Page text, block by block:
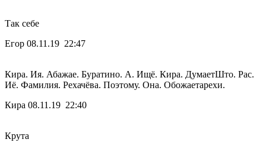
Так себе
Егор 08.11.19 22:47
Кира. Ия. Абажае. Буратино. А. Ищё. Кира. ДумаетШто. Рас.
Иё. Фамилия. Рехачёва. Поэтому. Она. Обожаетарехи.
Кира 08.11.19 22:40
Крута